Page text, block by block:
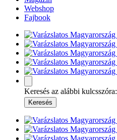
Webshop
Fajbook
Keresés az alábbi kulcsszóra: